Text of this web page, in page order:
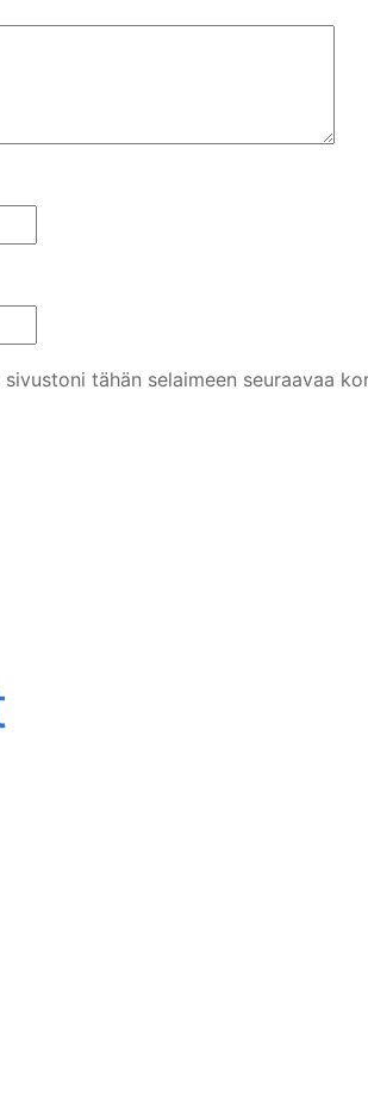
tähän selaimeen seuraavaa